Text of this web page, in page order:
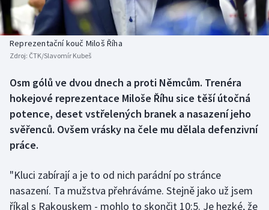
Biatlon
Boby a skeleton
Box
Curling
Dostihy
Futsal
Aplikace ČT sport
AZ kvíz
Reprezentační kouč Miloš Říha
Zdroj: ČTK/Slavomír Kubeš
Osm gólů ve dvou dnech a proti Němcům. Trenéra
hokejové reprezentace Miloše Říhu sice těší útočná
potence, deset vstřelených branek a nasazení jeho
svěřenců. Ovšem vrásky na čele mu dělala defenzivní
práce.
"Kluci zabírají a je to od nich parádní po stránce
nasazení. Ta mužstva přehráváme. Stejně jako už jsem
říkal s Rakouskem - mohlo to skončit 10:5. Je hezké, že